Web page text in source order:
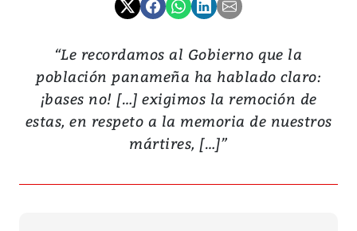
“Le recordamos al Gobierno que la
población panameña ha hablado claro:
¡bases no! […] exigimos la remoción de
estas, en respeto a la memoria de nuestros
mártires, […]”